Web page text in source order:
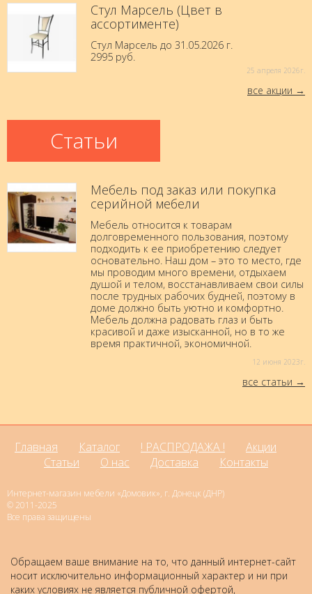
Стул Марсель (Цвет в
ассортименте)
Стул Марсель до 31.05.2026 г.
2995 руб.
25 aпреля 2026г.
все акции
Статьи
Мебель под заказ или покупка
серийной мебели
Мебель относится к товарам
долговременного пользования, поэтому
подходить к ее приобретению следует
основательно. Наш дом – это то место, где
мы проводим много времени, отдыхаем
душой и телом, восстанавливаем свои силы
после трудных рабочих будней, поэтому в
доме должно быть уютно и комфортно.
Мебель должна радовать глаз и быть
красивой и даже изысканной, но в то же
время практичной, экономичной.
12 июня 2023г.
все статьи
Главная Каталог ! РАСПРОДАЖА !
Акции
Статьи
О нас Доставка Контакты
Интернет-магазин мебели «Домовик», г. Донецк (ДНР)
© 2011-2025
Все права защищены
Обращаем ваше внимание на то, что данный интернет-сайт
носит исключительно информационный характер и ни при
каких условиях не является публичной офертой,